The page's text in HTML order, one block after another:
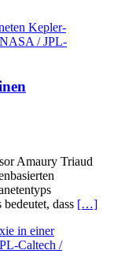
Amaury Triaud
dass […]